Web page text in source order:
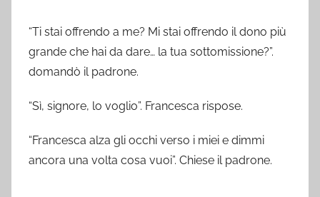
“Ti stai offrendo a me? Mi stai offrendo il dono più
grande che hai da dare… la tua sottomissione?”.
domandò il padrone.
“Sì, signore, lo voglio”. Francesca rispose.
“Francesca alza gli occhi verso i miei e dimmi
ancora una volta cosa vuoi”. Chiese il padrone.